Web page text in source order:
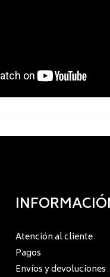
Atención al cliente
Pagos
Envíos y devoluciones